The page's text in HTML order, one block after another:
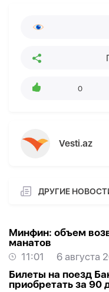
0
Vesti.az
ДРУГИЕ
Минфин: объем
манатов
11:01
6 августа
Билеты на поезд
приобретать за 90